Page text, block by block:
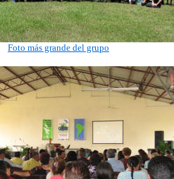
Foto más grande del grupo